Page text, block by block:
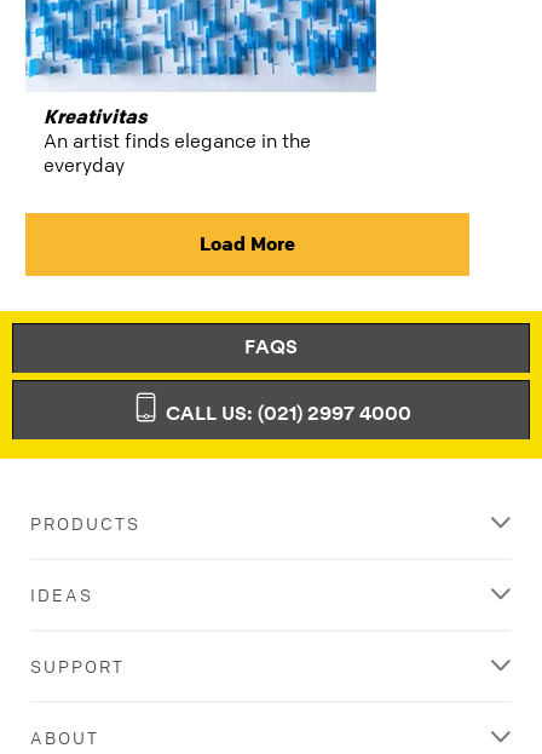
Kreativitas
An artist finds elegance in the
everyday
Load More
FAQS
CALL US: (021) 2997 4000
PRODUCTS
IDEAS
SUPPORT
ABOUT